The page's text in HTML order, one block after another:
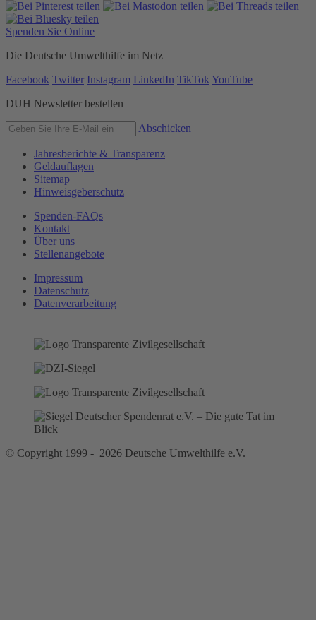
Spenden Sie Online
Die Deutsche Umwelthilfe im Netz
Facebook Twitter Instagram LinkedIn TikTok YouTube
DUH Newsletter bestellen
Abschicken
Jahresberichte & Transparenz
Geldauflagen
Sitemap
Hinweisgeberschutz
Spenden-FAQs
Kontakt
Über uns
Stellenangebote
Impressum
Datenschutz
Datenverarbeitung
© Copyright 1999 - 2026 Deutsche Umwelthilfe e.V.